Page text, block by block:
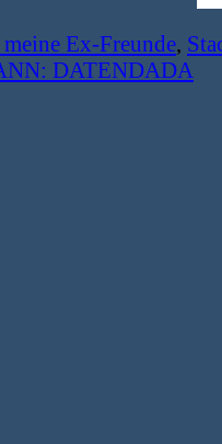
Ex-Freunde,
DATENDADA